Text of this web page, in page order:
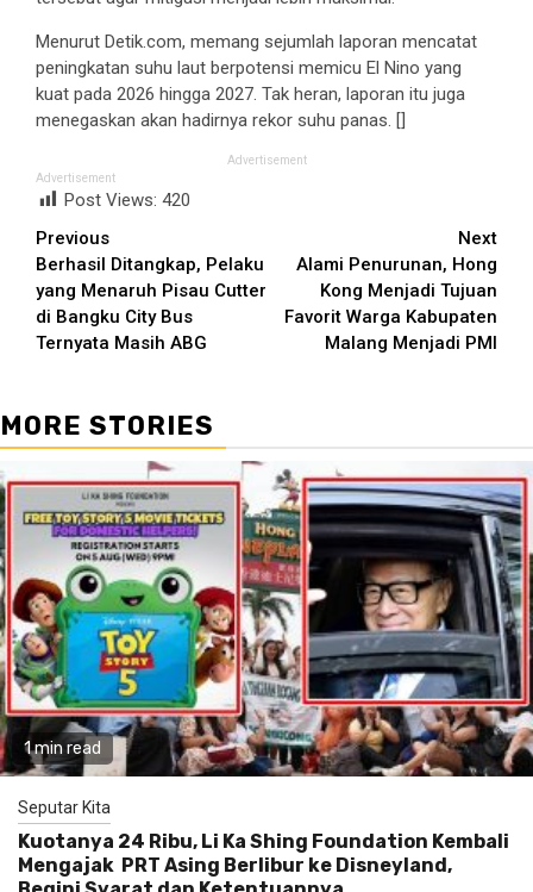
Menurut Detik.com, memang sejumlah laporan mencatat
peningkatan suhu laut berpotensi memicu El Nino yang
kuat pada 2026 hingga 2027. Tak heran, laporan itu juga
menegaskan akan hadirnya rekor suhu panas. []
Advertisement
Advertisement
Post Views: 420
Continue
Reading
Previous
Berhasil Ditangkap, Pelaku
yang Menaruh Pisau Cutter
di Bangku City Bus
Ternyata Masih ABG
Next
Alami Penurunan, Hong
Kong Menjadi Tujuan
Favorit Warga Kabupaten
Malang Menjadi PMI
MORE STORIES
1 min read
Seputar Kita
Kuotanya 24 Ribu, Li Ka Shing Foundation Kembali
Mengajak PRT Asing Berlibur ke Disneyland,